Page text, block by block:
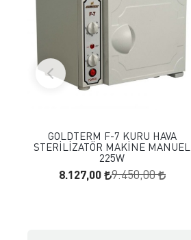
FAVORILERE EKLE
GOLDTERM F-7 KURU HAVA
STERİLİZATÖR MAKİNE MANUEL
225W
8.127,00 9.450,00